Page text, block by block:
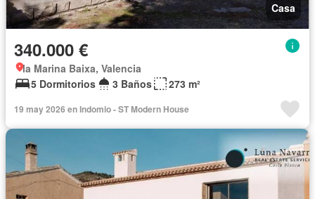
Casa
340.000 €
la Marina Baixa, Valencia
5 Dormitorios
3 Baños 273 m²
19 may 2026 en Indomio - ST Modern House